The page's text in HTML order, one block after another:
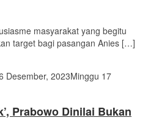
masyarakat yang begitu
target bagi pasangan Anies […]
Desember, 2023Minggu 17
Prabowo Dinilai Bukan